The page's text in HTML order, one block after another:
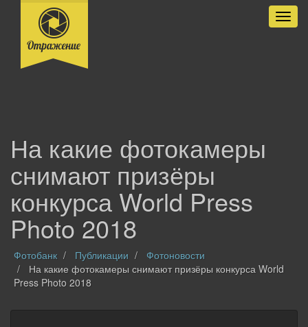
На какие фотокамеры
снимают призёры
конкурса World Press
Photo 2018
Фотобанк Публикации
Фотоновости
На какие фотокамеры снимают призёры конкурса World
Press Photo 2018